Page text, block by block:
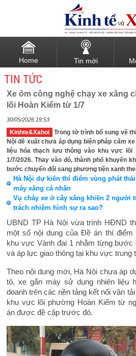
Home Tin mới
TIN TỨC
Xe ôm công nghệ chạy xe xăng
lõi Hoàn Kiếm từ 1/7
30/05/2026 19:53
Kinhte&Xahoi
Trong tờ trình bổ sung về
Nội đề xuất chưa áp dụng biện pháp cấm
liệu hóa thạch lưu thông vào khu vực
1/7/2026. Thay vào đó, thành phố khuyến
bước chuyển đổi sang phương tiện xanh
Hà Nội dự kiến thí điểm vùng phát
máy xăng cá nhân
Vụ cháy xe ở cây xăng khiến 2 người
trách nhiệm hình sự ra sao?
UBND TP Hà Nội vừa trình HĐND
một số nội dung của Đề án thí điểm
khu vực Vành đai 1 nhằm từng
và áp lực giao thông tại khu vực trung
Theo nội dung mới, Hà Nội chưa áp
tô, xe gắn máy sử dụng nhiên liệu
doanh trên các nền tảng kết nối vận
khu vực lõi phường Hoàn Kiếm từ
án được đề cập trước đó.